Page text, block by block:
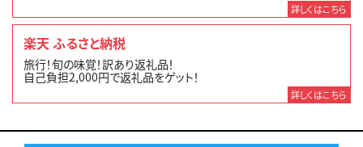
詳しくはこちら
楽天 ふるさと納税
旅行！旬の味覚！訳あり返礼品！
自己負担2,000円で返礼品をゲット！
詳しくはこちら